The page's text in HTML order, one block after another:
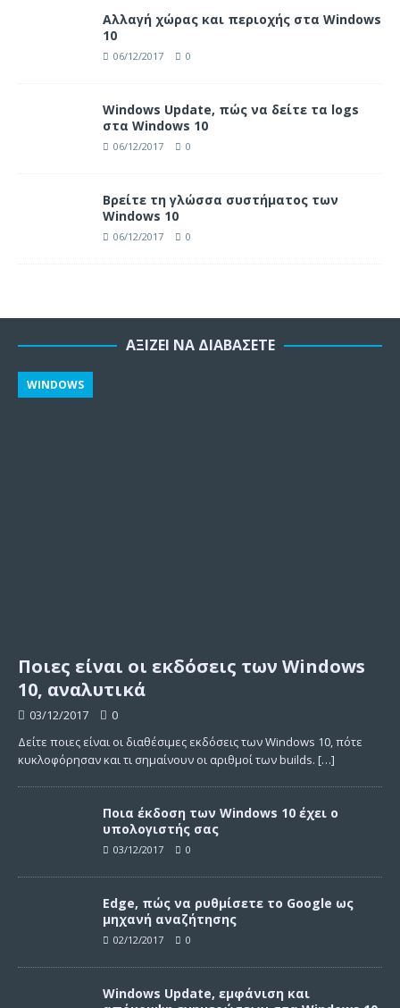
Αλλαγή χώρας και περιοχής στα Windows
10
06/12/2017 0
Windows Update, πώς να δείτε τα logs
στα Windows 10
06/12/2017 0
Βρείτε τη γλώσσα συστήματος των
Windows 10
06/12/2017 0
ΑΞΊΖΕΙ ΝΑ ΔΙΑΒΆΣΕΤΕ
Ποιες είναι οι εκδόσεις των Windows
10, αναλυτικά
WINDOWS
03/12/2017
0
Δείτε ποιες είναι οι διαθέσιμες εκδόσεις των Windows 10, πότε
κυκλοφόρησαν και τι σημαίνουν οι αριθμοί των builds. […]
Ποια έκδοση των Windows 10 έχει ο
υπολογιστής σας
03/12/2017 0
Edge, πώς να ρυθμίσετε το Google ως
μηχανή αναζήτησης
02/12/2017 0
Windows Update, εμφάνιση και